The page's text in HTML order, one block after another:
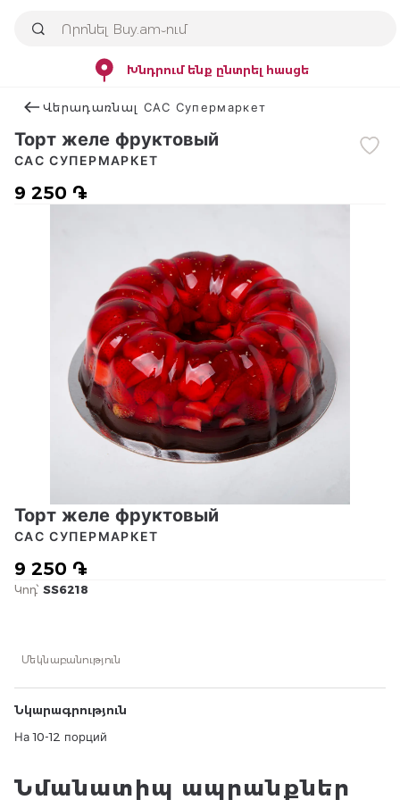
Խնդրում ենք ընտրել հասցե
Վերադառնալ САС Супермаркет
Торт желе фруктовый
9 250 ֏
САС СУПЕРМАРКЕТ
Торт желе фруктовый
9 250 ֏
САС СУПЕРМАРКЕТ
Կոդ՝ SS6218
Մեկնաբանություն
Նկարագրություն
На 10-12 порций
Նմանատիպ ապրանքներ